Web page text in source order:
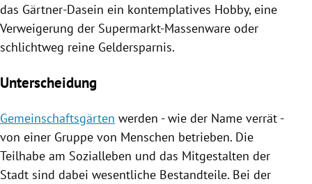
das Gärtner-Dasein ein kontemplatives Hobby, eine
Verweigerung der Supermarkt-Massenware oder
schlichtweg reine Geldersparnis.
Unterscheidung
Gemeinschaftsgärten werden - wie der Name verrät -
von einer Gruppe von Menschen betrieben. Die
Teilhabe am Sozialleben und das Mitgestalten der
Stadt sind dabei wesentliche Bestandteile. Bei der